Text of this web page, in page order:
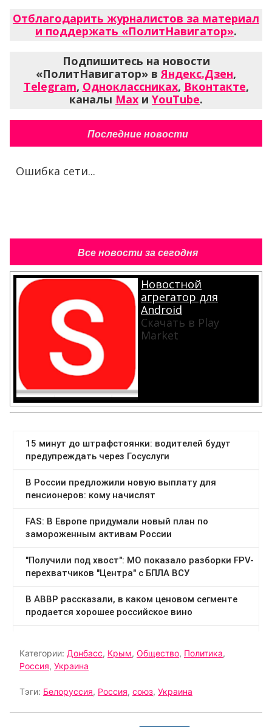
Отблагодарить журналистов за материал
и поддержать «ПолитНавигатор».
Подпишитесь на новости
«ПолитНавигатор» вЯндекс.Дзен,
Telegram, Одноклассниках, Вконтакте,
каналы Max и YouTube.
Последние новости
Ошибка сети...
Все новости за сегодня
Новостной
агрегатор для
Android
Скачать в Play
Market
Категории: Донбасс, Крым, Общество, Политика,
Россия, Украина
Тэги: Белоруссия, Россия, союз, Украина